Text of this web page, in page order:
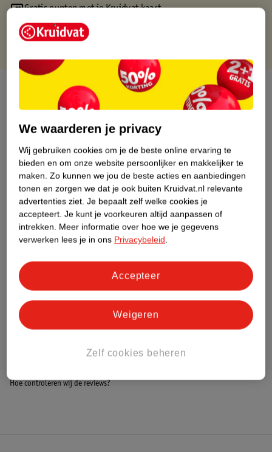
Gratis punten met je Kruidvat kaart
Over dit product
Etiketinformatie
Nature Impact Score
Dit product heeft (nog) geen Nature
Impact Score.
Meer informatie
Bestel & Bezorginformatie
Bekijk ook
Alle Scrub
Hoe controleren wij de reviews?
We waarderen je privacy
Wij gebruiken cookies om je de beste online ervaring te
bieden en om onze website persoonlijker en makkelijker te
maken. Zo kunnen we jou de beste acties en aanbiedingen
tonen en zorgen we dat je ook buiten Kruidvat.nl relevante
advertenties ziet. Je bepaalt zelf welke cookies je
accepteert. Je kunt je voorkeuren altijd aanpassen of
intrekken. Meer informatie over hoe we je gegevens
verwerken lees je in ons Privacybeleid.
Zelf cookies beheren
Weigeren
Accepteer